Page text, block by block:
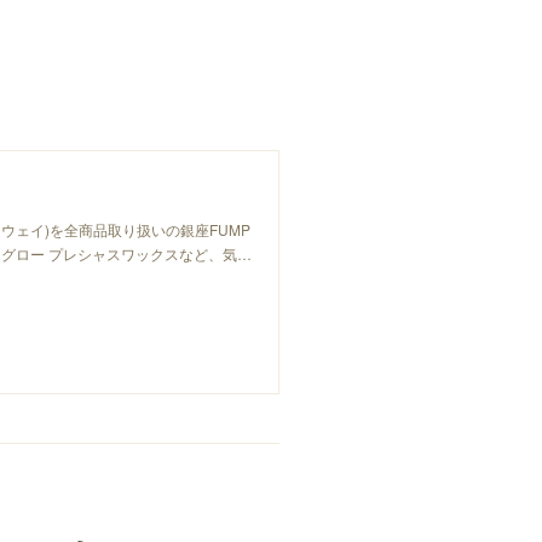
ェイ)を全商品取り扱いの銀座FUMP
ロー プレシャスワックスなど、気…